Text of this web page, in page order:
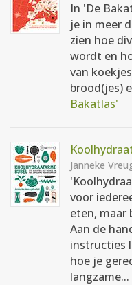
In 'De
je in meer
zien hoe
wordt en
van
brood(jes)
Bakatlas'
Janneke
voor
eten, maar
Aan de
instructies
hoe je
langzame...